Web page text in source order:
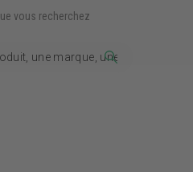
vous recherchez